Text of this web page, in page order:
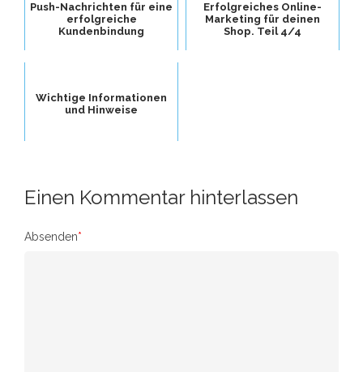
Push-Nachrichten für eine
erfolgreiche
Kundenbindung
Erfolgreiches Online-
Marketing für deinen
Shop. Teil 4/4
Wichtige Informationen
und Hinweise
Einen Kommentar hinterlassen
Absenden*